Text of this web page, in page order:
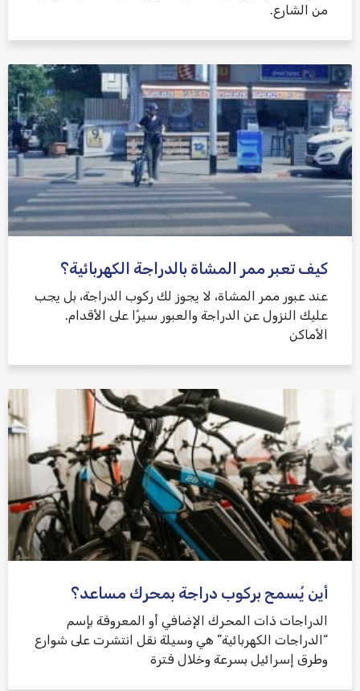
من الشارع.
كيف تعبر ممر المشاة بالدراجة الكهربائية؟
عند عبور ممر المشاة، لا يجوز لك ركوب الدراجة، بل يجب
عليك النزول عن الدراجة والعبور سيرًا على الأقدام.
الأماكن
أين يُسمح بركوب دراجة بمحرك مساعد؟
الدراجات ذات المحرك الإضافي أو المعروفة بإسم
“الدراجات الكهربائية” هي وسيلة نقل انتشرت على شوارع
وطرق إسرائيل بسرعة وخلال فترة